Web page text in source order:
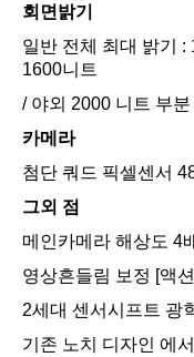
회면밝기
일반 전체 최대 밝기 :
1600니트
/ 야외 2000 니트 부분
카메라
첨단 쿼드 픽셀센서
그외 점
메인카메라 해상도 4
영상흔들림 보정 [액
2세대 센서시프트 광
기존 노치 디자인 에